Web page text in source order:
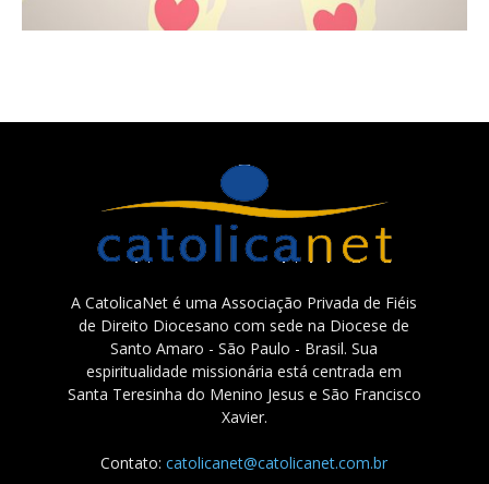
A CatolicaNet é uma Associação Privada de Fiéis
de Direito Diocesano com sede na Diocese de
Santo Amaro - São Paulo - Brasil. Sua
espiritualidade missionária está centrada em
Santa Teresinha do Menino Jesus e São Francisco
Xavier.
Contato:catolicanet@catolicanet.com.br